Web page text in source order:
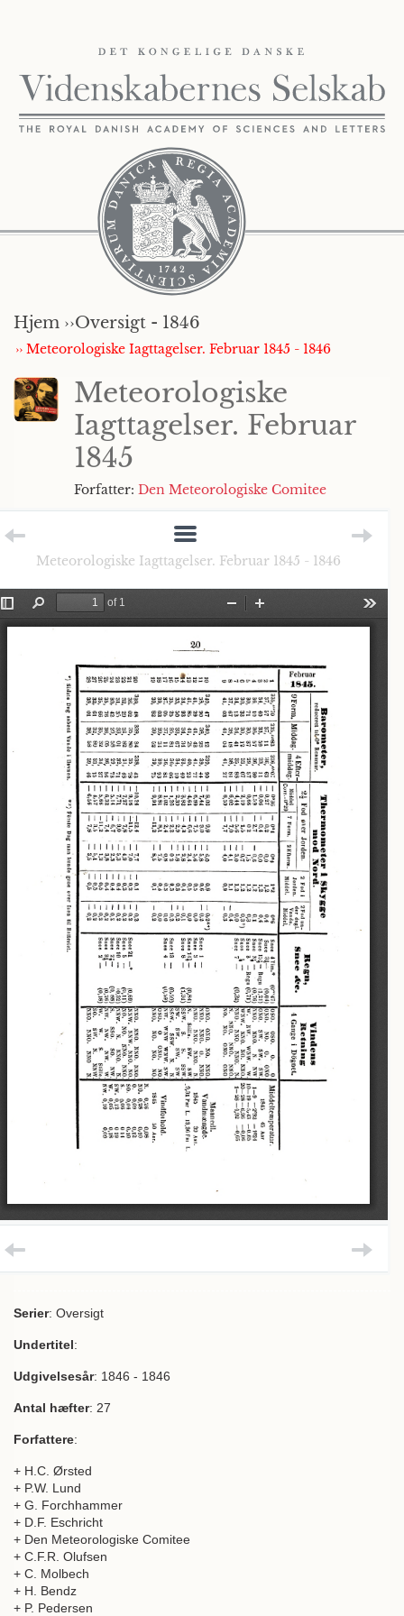
Hjem ››Oversigt - 1846
›› Meteorologiske Iagttagelser. Februar 1845 - 1846
Meteorologiske
Iagttagelser. Februar
1845
Forfatter: Den Meteorologiske Comitee
Meteorologiske Iagttagelser. Februar 1845 - 1846
Serier: Oversigt
Undertitel:
Udgivelsesår: 1846 - 1846
Antal hæfter: 27
Forfattere:
+ H.C. Ørsted
+ P.W. Lund
+ G. Forchhammer
+ D.F. Eschricht
+ Den Meteorologiske Comitee
+ C.F.R. Olufsen
+ C. Molbech
+ H. Bendz
+ P. Pedersen